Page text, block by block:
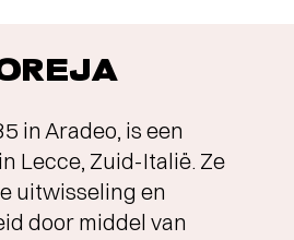
in Aradeo, is een
Lecce, Zuid-Italië. Ze
uitwisseling en
door middel van